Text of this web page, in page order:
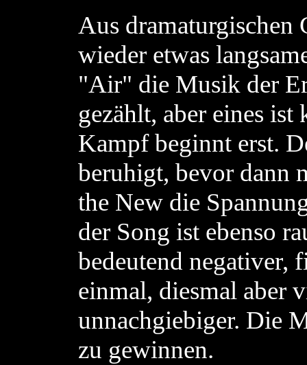
Aus dramaturgischen
wieder etwas
"Air" die Musik der
gezählt, aber eines
Kampf beginnt erst.
beruhigt, bevor dann
the New die
der Song ist ebenso
bedeutend negativer,
einmal, diesmal aber
unnachgiebiger. Die
zu gewinnen.